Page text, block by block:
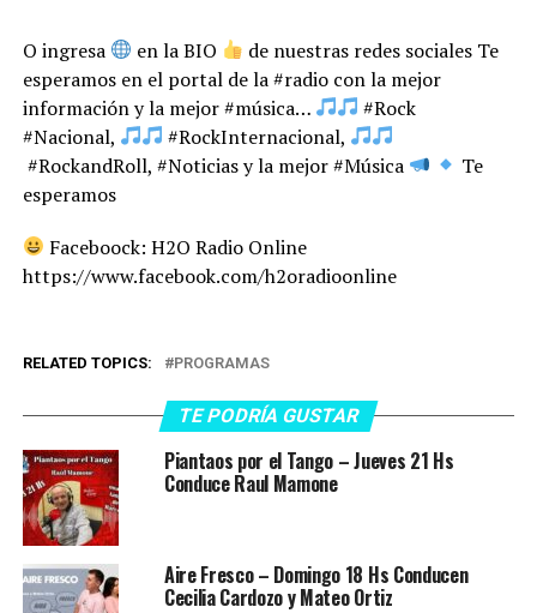
O ingresa en la BIO
de nuestras redes sociales Te
esperamos en el portal de la #radio con la mejor
información y la mejor #música…
#Rock
#Nacional,
#RockInternacional,
#RockandRoll, #Noticias y la mejor #Música
Te
esperamos
Faceboock: H2O Radio Online
https://www.facebook.com/h2oradioonline
RELATED TOPICS: PROGRAMAS
TE PODRÍA GUSTAR
Piantaos por el Tango – Jueves 21 Hs
Conduce Raul Mamone
Aire Fresco – Domingo 18 Hs Conducen
Cecilia Cardozo y Mateo Ortiz